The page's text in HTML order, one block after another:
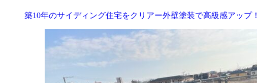
築10年のサイディング住宅をクリアー外壁塗装で高級感アップ！